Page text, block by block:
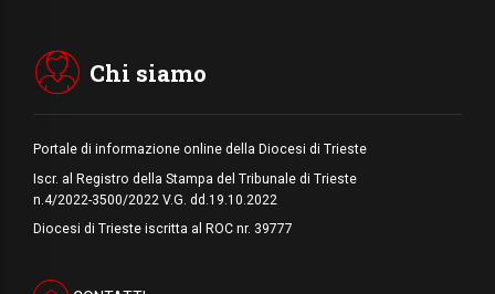
Medio Oriente
Chi siamo
Portale di informazione online della Diocesi di Trieste
Iscr. al Registro della Stampa del Tribunale di Trieste
n.4/2022-3500/2022 V.G. dd.19.10.2022
Diocesi di Trieste iscritta al ROC nr. 39777